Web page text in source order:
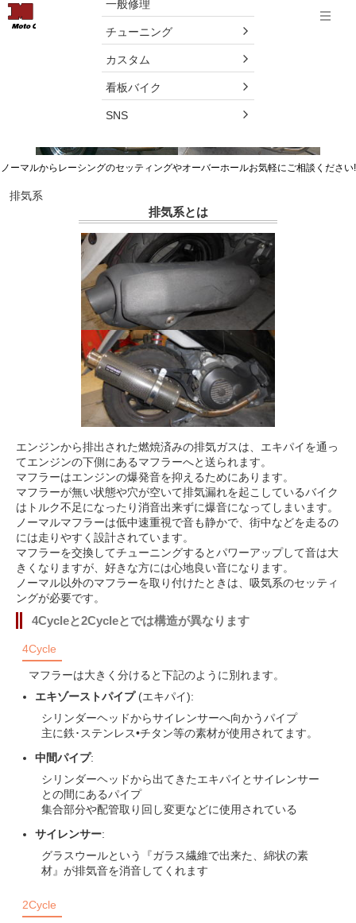
Menu menu
一般修理
チューニング
カスタム
看板バイク
SNS
排気系チューニング
ノーマルからレーシングのセッティングやオーバーホールお気軽にご相談ください!
排気系
排気系とは
エンジンから排出された燃焼済みの排気ガスは、エキパイを通っ
てエンジンの下側にあるマフラーへと送られます。
マフラーはエンジンの爆発音を抑えるためにあります。
マフラーが無い状態や穴が空いて排気漏れを起こしているバイク
はトルク不足になったり消音出来ずに爆音になってしまいます。
ノーマルマフラーは低中速重視で音も静かで、街中などを走るの
には走りやすく設計されています。
マフラーを交換してチューニングするとパワーアップして音は大
きくなりますが、好きな方には心地良い音になります。
ノーマル以外のマフラーを取り付けたときは、吸気系のセッティ
ングが必要です。
4Cycleと2Cycleとでは構造が異なります
4Cycle
マフラーは大きく分けると下記のように別れます。
エキゾーストパイプ(エキパイ):
シリンダーヘッドからサイレンサーへ向かうパイプ
主に鉄･ステンレス•チタン等の素材が使用されてます。
中間パイプ:
シリンダーヘッドから出てきたエキパイとサイレンサー
との間にあるパイプ
集合部分や配管取り回し変更などに使用されている
サイレンサー:
グラスウールという『ガラス繊維で出来た、綿状の素
材』が排気音を消音してくれます
2Cycle